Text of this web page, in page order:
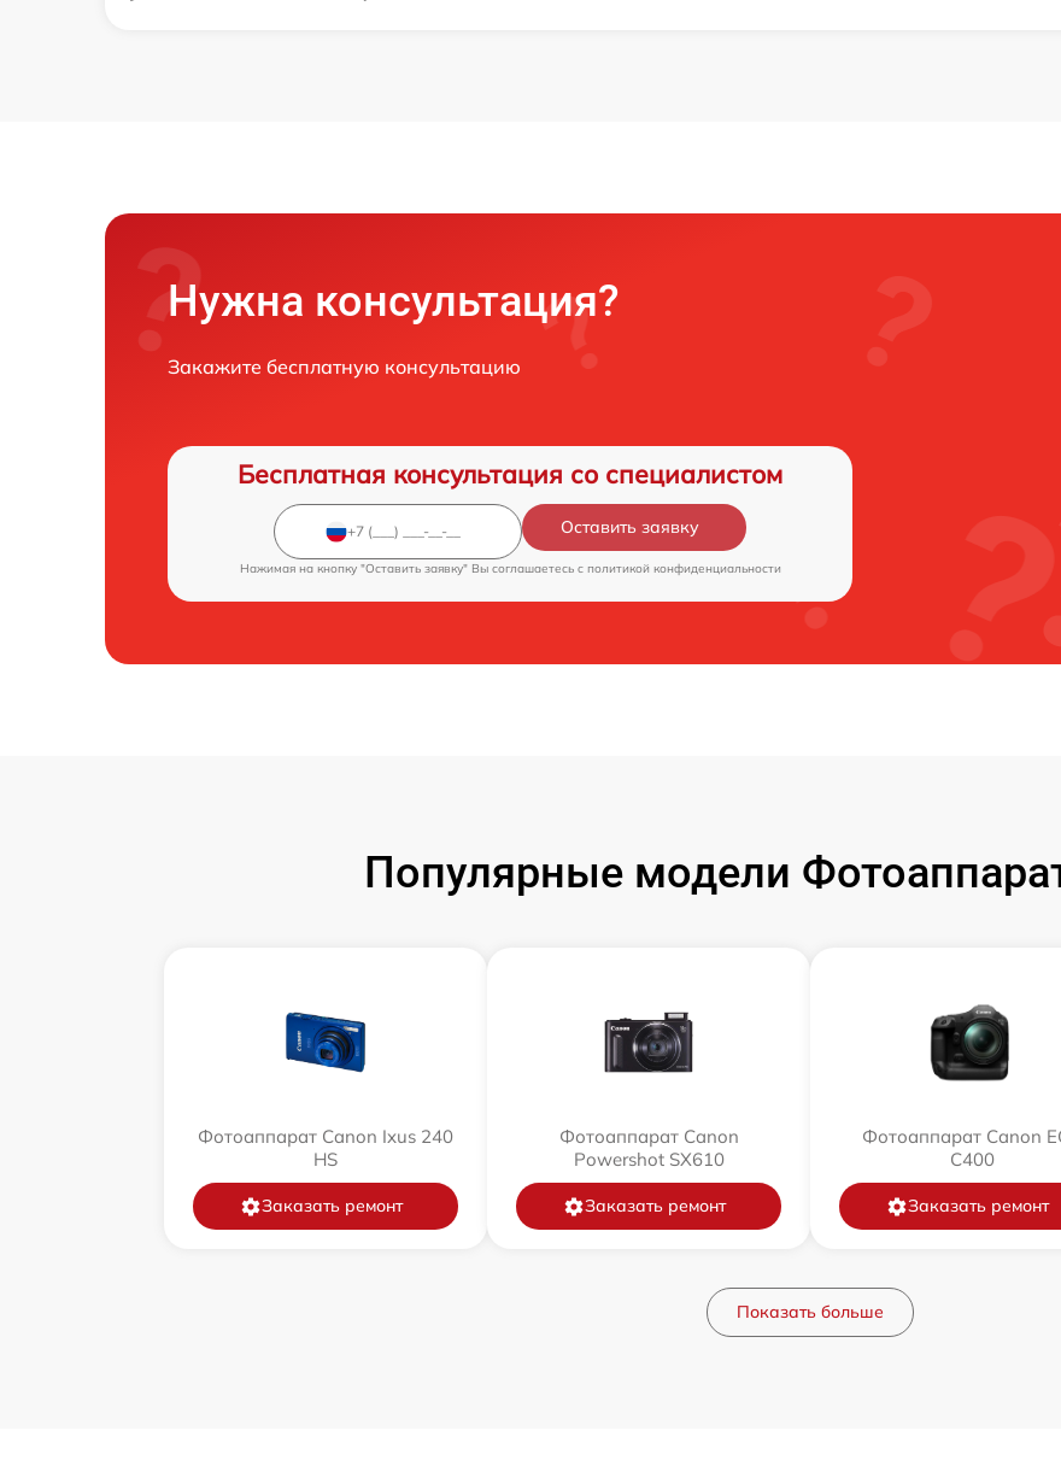
Нужна консультация?
Закажите бесплатную консультацию
Бесплатная консультация со специалистом
Оставить заявку
Нажимая на кнопку "Оставить заявку" Вы соглашаетесь c политикой конфиденциальности
Популярные модели
Фотоаппарат Canon Ixus 240
HS
Заказать ремонт
Фотоаппарат Canon
Powershot SX610
Заказать ремонт
Фотоаппарат Canon
C400
Заказать ремонт
Показать больше